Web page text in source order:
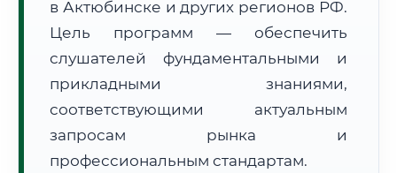
• Маршрут транзита:
в Актюбинске и других регионов РФ.
Цель программ — обеспечить
слушателей фундаментальными и
прикладными знаниями,
соответствующими актуальным
запросам рынка и
профессиональным стандартам.